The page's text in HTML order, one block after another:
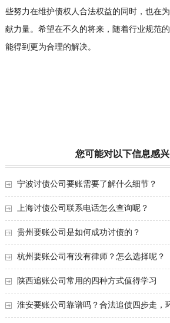
些努力在维护债权人合法权益的同时，也在
献力量。希望在不久的将来，随着行业规范
能得到更为合理的解决。
您可能对以下信息感兴
宁波讨债公司要账需要了解什么细节？
上海讨债公司联系电话怎么查询呢？
贵州要账公司是如何成功讨债的？
杭州要账公司有没有律师？怎么选择呢？
陕西追账公司常用的四种方式值得学习
淮安要账公司靠谱吗？合法追债四步走，